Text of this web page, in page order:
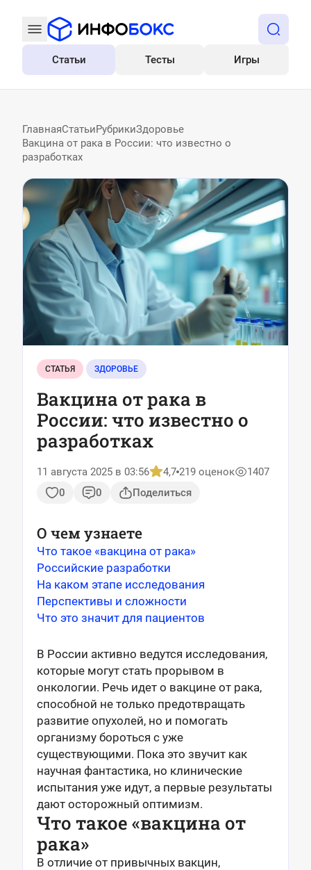
Все
Статьи Тесты Игры
ГлавнаяСтатьиРубрикиЗдоровье
Вакцина от рака в России: что известно о
разработках
СТАТЬЯ ЗДОРОВЬЕ
Вакцина от рака в
России: что известно о
разработках
11 августа 2025 в 03:56 4,7 219 оценок
1407
0
0 Поделиться
О чем узнаете
Что такое «вакцина от рака»
Российские разработки
На каком этапе исследования
Перспективы и сложности
Что это значит для пациентов
В России активно ведутся исследования,
которые могут стать прорывом в
онкологии. Речь идет о вакцине от рака,
способной не только предотвращать
развитие опухолей, но и помогать
организму бороться с уже
существующими. Пока это звучит как
научная фантастика, но клинические
испытания уже идут, а первые результаты
дают осторожный оптимизм.
Что такое «вакцина от
рака»
В отличие от привычных вакцин,